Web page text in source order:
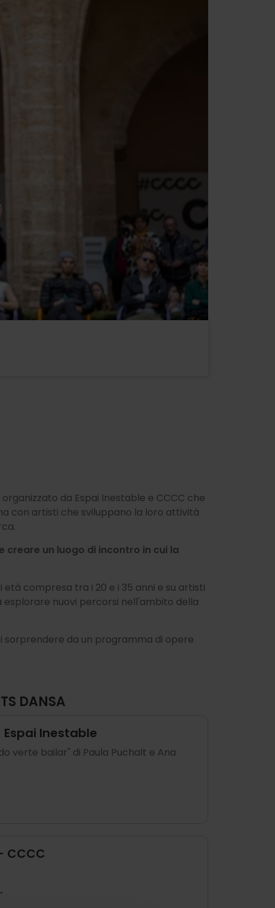
organizzato da Espai Inestable e CCCC che
con artisti che sviluppano la loro attività
un luogo di incontro in cui la
compresa tra i 20 e i 35 anni e su artisti
nuovi percorsi nell'ambito della
sorprendere da un programma di opere
DANSA
Espai Inestable
verte bailar" di Paula Puchalt e Ana
CCCC